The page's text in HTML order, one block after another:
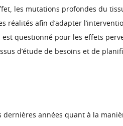
les mutations profondes du
réalités afin d’adapter
est questionné pour les effets
d’étude de besoins et de
dernières années quant à la